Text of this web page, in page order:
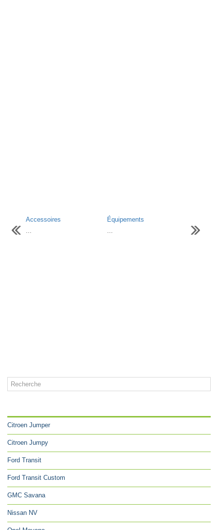
Accessoires
Équipements
Citroen Jumper
Citroen Jumpy
Ford Transit
Ford Transit Custom
GMC Savana
Nissan NV